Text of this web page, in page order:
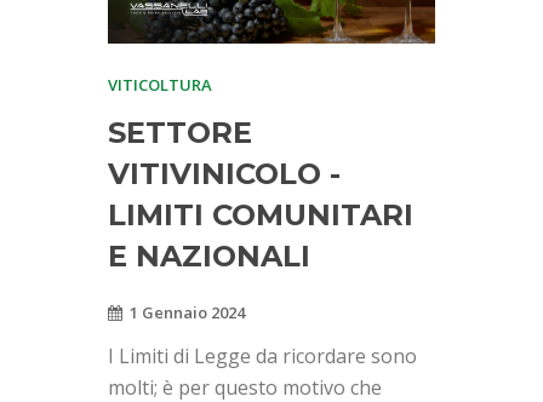
VITICOLTURA
SETTORE
VITIVINICOLO -
LIMITI COMUNITARI
E NAZIONALI
1 Gennaio 2024
I Limiti di Legge da ricordare sono
molti; è per questo motivo che